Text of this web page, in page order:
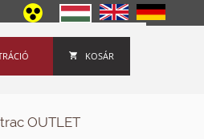
KOSÁR
OUTLET